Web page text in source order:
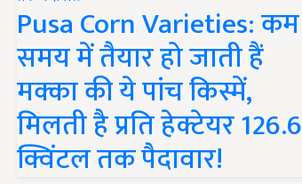
Pusa Corn Varieties: कम
समय में तैयार हो जाती हैं
मक्का की ये पांच किस्में,
मिलती है प्रति हेक्टेयर 126.6
क्विंटल तक पैदावार!